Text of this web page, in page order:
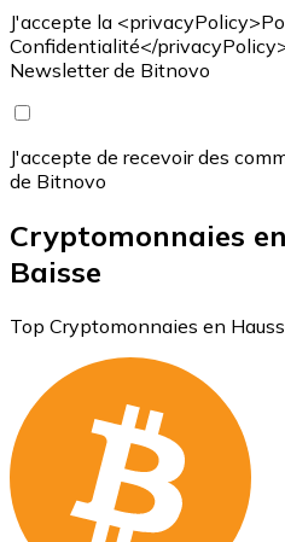
J'accepte la
Confidentialité</
Newsletter de Bitnovo
J'accepte de recevoir des
de Bitnovo
Cryptomonnaies
Baisse
Top Cryptomonnaies en